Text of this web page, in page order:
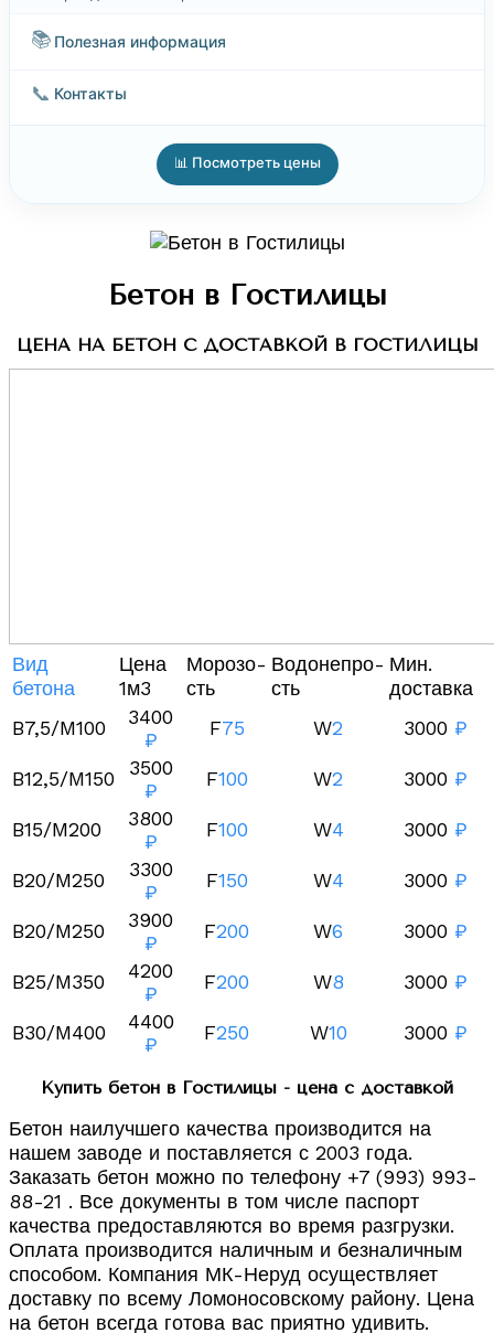
📚 Полезная информация
📞 Контакты
📊 Посмотреть цены
Бетон в Гостилицы
ЦЕНА НА БЕТОН С ДОСТАВКОЙ В ГОСТИЛИЦЫ
Вид
бетона
Цена
1м3
Морозо-
сть
Водонепро-
сть
Мин.
доставка
B7,5/M100
3400
₽
F75 W2 3000 ₽
B12,5/M150
3500
₽
F100 W2 3000 ₽
B15/M200
3800
₽
F100 W4 3000 ₽
B20/M250
3300
₽
F150 W4 3000 ₽
B20/M250
3900
₽
F200 W6 3000 ₽
B25/M350
4200
₽
F200 W8 3000 ₽
B30/M400
4400
₽
F250 W10 3000 ₽
Купить бетон в Гостилицы - цена с доставкой
Бетон наилучшего качества производится на
нашем заводе и поставляется с 2003 года.
Заказать бетон можно по телефону +7 (993) 993-
88-21 . Все документы в том числе паспорт
качества предоставляются во время разгрузки.
Оплата производится наличным и безналичным
способом. Компания МК-Неруд осуществляет
доставку по всему Ломоносовскому району. Цена
на бетон всегда готова вас приятно удивить.